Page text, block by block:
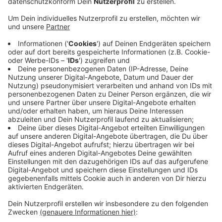
Erstmal sichert das Organisationsteam alles ab: An alle
wichtigen Einfahrtstraßen zur Fußgängerzone kommen
Betonblöcke mit Warnbaken, die sogar leuchten und
dadurch auf das Hindernis hinweisen. Hier soll kein
Auto oder Lastwagen unkontrolliert reinrasen -
Weihnachtsmarktbesucher sollen ihren Bummel ganz in
Ruhe genießen. Was steht noch an - die verschiedenen
Händler liefern heute morgen nach und nach ihre
Waren an. Unter anderem handgemachte Kerzen,
Holzdeko und auch Glühweinkessel. Sie machen ihre
Hütten schick mit duftenden Tannenzweige,
glänzenden Kugeln und Lichterketten.